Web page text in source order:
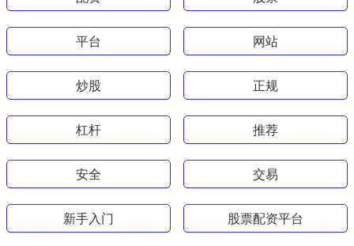
平台 网站
炒股 正规
杠杆 推荐
安全 交易
新手入门 股票配资平台